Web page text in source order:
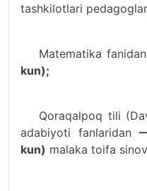
tashkilotlari
Matematika
kun);
Qoraqalpoq tili
adabiyoti fanlaridan
kun) malaka toifa